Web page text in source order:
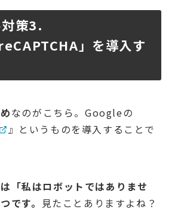
策3.
」を導入す
なのがこちら。Googleの
』というものを導入することで
「私はロボットではありませ
です。 見たことありますよね？